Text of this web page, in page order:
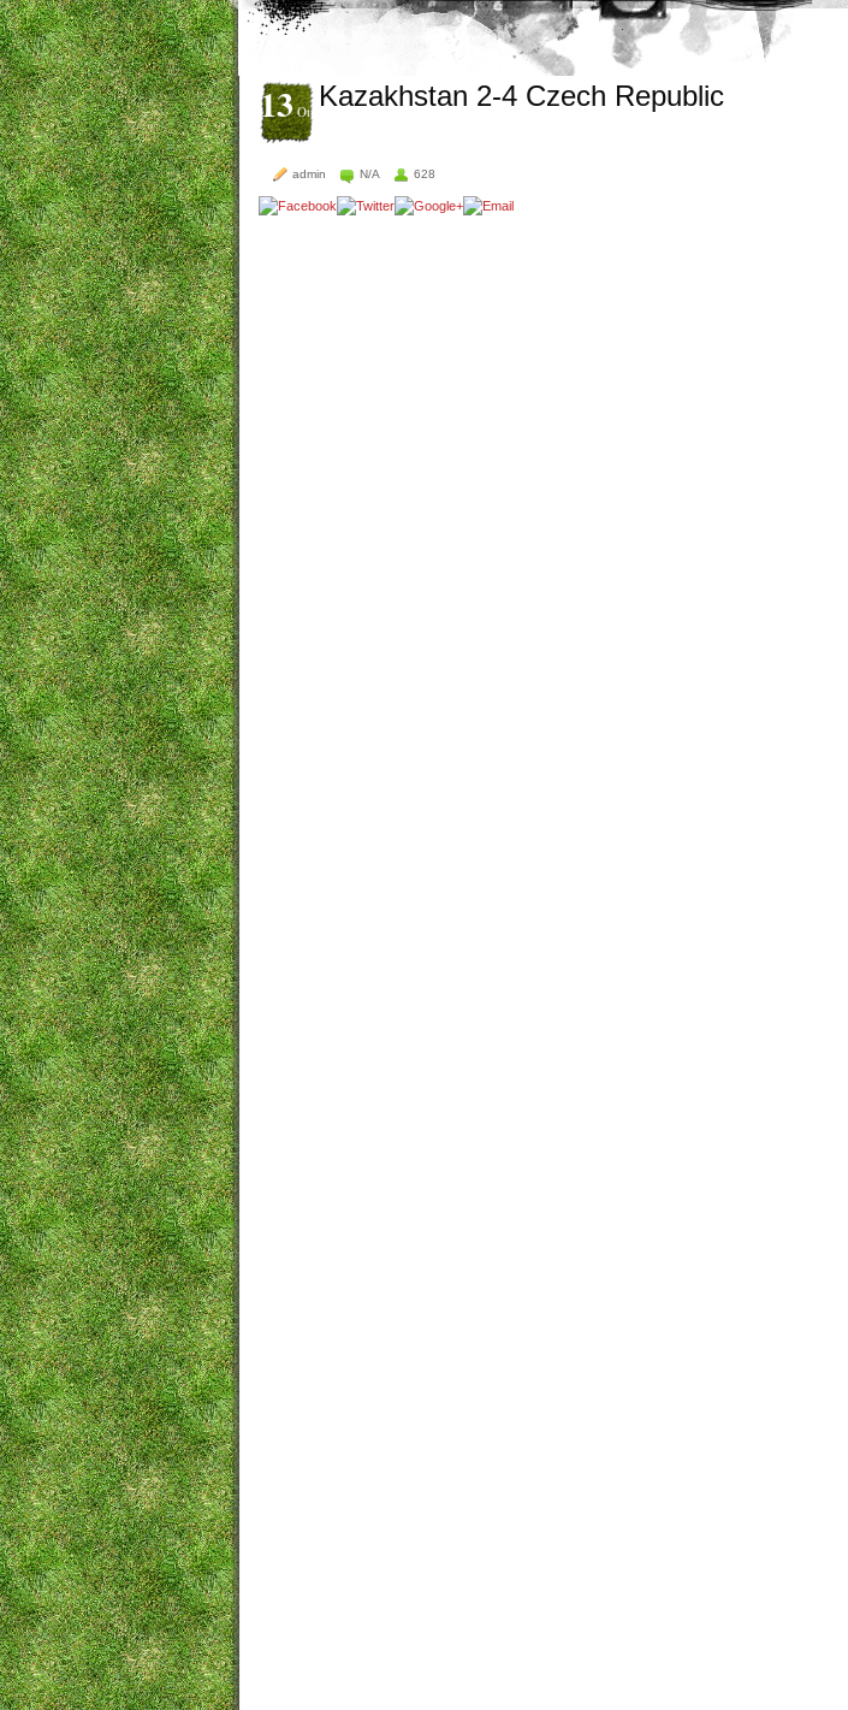
13Ott Kazakhstan 2-4 Czech Republic
admin N/A 628